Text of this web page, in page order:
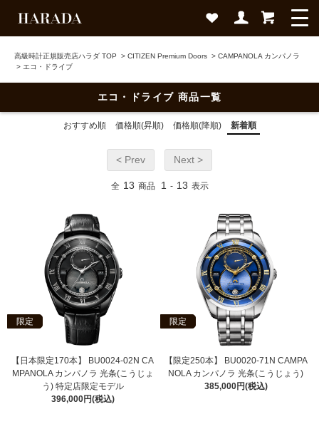
高級時計正規販売店ハラダ TOP > CITIZEN Premium Doors > CAMPANOLA カンパノラ
> エコ・ドライブ
エコ・ドライブ 商品一覧
おすすめ順 価格順(昇順) 価格順(降順) 新着順
< Prev Next >
全 13 商品 1 - 13 表示
限定
【日本限定170本】 BU0024-02N CA
MPANOLA カンパノラ 光条(こうじょ
う) 特定店限定モデル
396,000円(税込)
限定
【限定250本】 BU0020-71N CAMPA
NOLA カンパノラ 光条(こうじょう)
385,000円(税込)